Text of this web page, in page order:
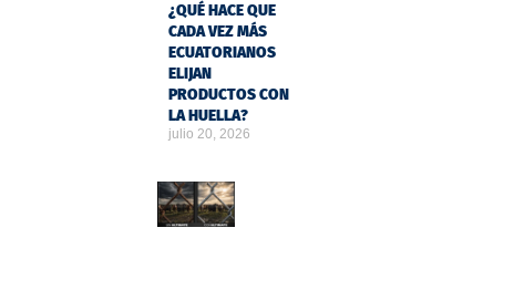
¿QUÉ HACE QUE
CADA VEZ MÁS
ECUATORIANOS
ELIJAN
PRODUCTOS CON
LA HUELLA?
julio 20, 2026